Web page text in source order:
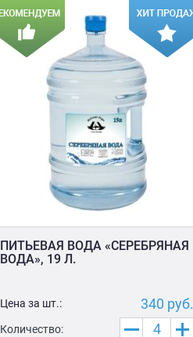
ПИТЬЕВАЯ ВОДА «СЕРЕБРЯНАЯ
ВОДА», 19 Л.
Цена за шт.: 340 руб.
Количество: